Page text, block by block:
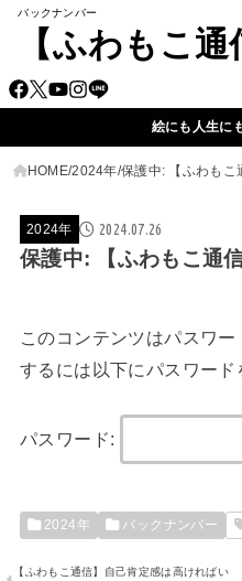
バックナンバー
【ふわもこ通
絵にも人生に
HOME 2024年 保護中: 【ふわもこ
2024年 2024.07.26
保護中: 【ふわもこ通
このコンテンツはパスワ
するには以下にパスワード
パスワード:
2024年 バックナンバー
【ふわもこ通信】自己肯定感は高ければい